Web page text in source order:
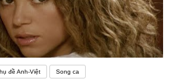
đề Anh-Việt Song ca